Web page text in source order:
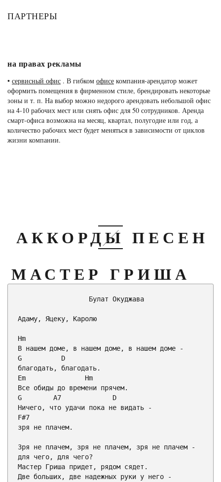
ПАРТНЕРЫ
на правах рекламы
• сервисный офис . В гибком офисе компания-арендатор может
оформить помещения в фирменном стиле, брендировать некоторые
зоны и т. п. На выбор можно недорого арендовать небольшой офис
на 4-10 рабочих мест или снять офис для 50 сотрудников. Аренда
смарт-офиса возможна на месяц, квартал, полугодие или год, а
количество рабочих мест будет меняться в зависимости от циклов
жизни компании.
АККОРДЫ ПЕСЕН
МАСТЕР ГРИША
Адаму, Яцеку, Каролю
Hm
G
D
Em
Hm
G
A7
D
F#7
зря не плачем.
Зря не плачем, зря не плачем, зря не плачем -
для чего, для чего?
Мастер Гриша придет, рядом сядет.
Две больших, две надежных руки у него -